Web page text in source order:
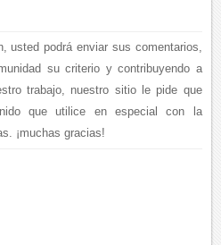
usted podrá enviar sus comentarios,
su criterio y contribuyendo a
trabajo, nuestro sitio le pide que
que utilice en especial con la
¡muchas gracias!